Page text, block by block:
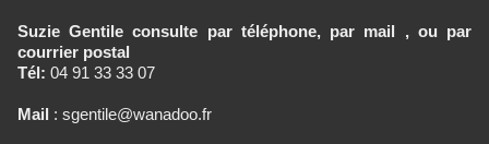
Suzie Gentile consulte par téléphone, par mail , ou par
courrier postal
Tél: 04 91 33 33 07
Mail : sgentile@wanadoo.fr